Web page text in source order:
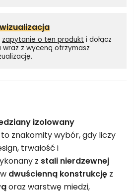
zapytanie o ten produkt i dołącz
wraz z wyceną otrzymasz
izolowany
to znakomity wybór, gdy liczy
trwałość i
z stali nierdzewnej
dwuścienną konstrukcję z
oraz warstwę miedzi,